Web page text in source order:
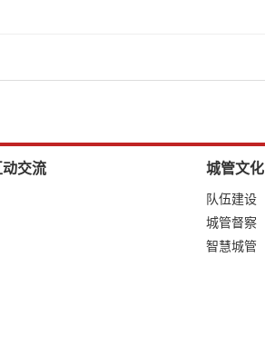
动交流 城管文化
队伍建设
城管督察
智慧城管